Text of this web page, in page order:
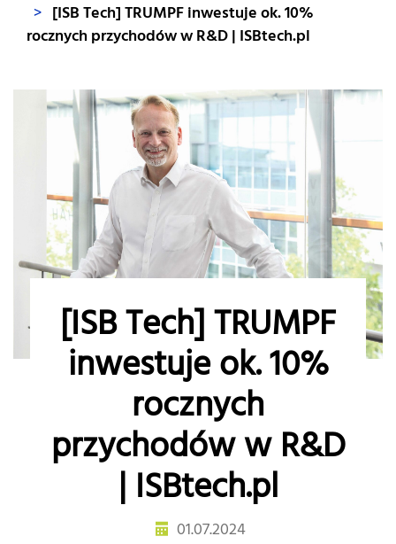
> [ISB Tech] TRUMPF inwestuje ok. 10%
rocznych przychodów w R&D | ISBtech.pl
[ISB Tech] TRUMPF
inwestuje ok. 10%
rocznych
przychodów w R&D
| ISBtech.pl
01.07.2024